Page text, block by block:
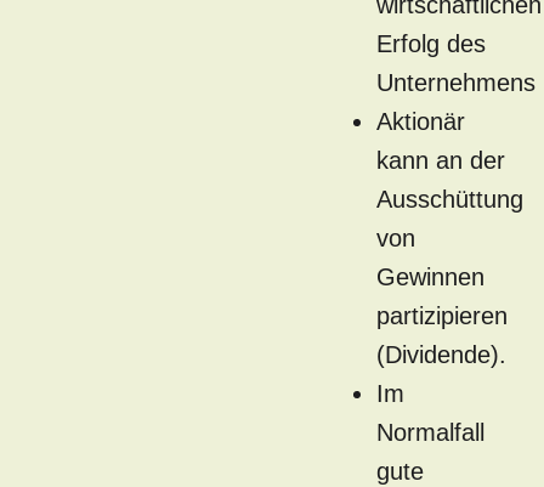
Erfolg des
Unternehmens
Aktionär
kann an der
Ausschüttung
von
Gewinnen
partizipieren
(Dividende).
Im
Normalfall
gute